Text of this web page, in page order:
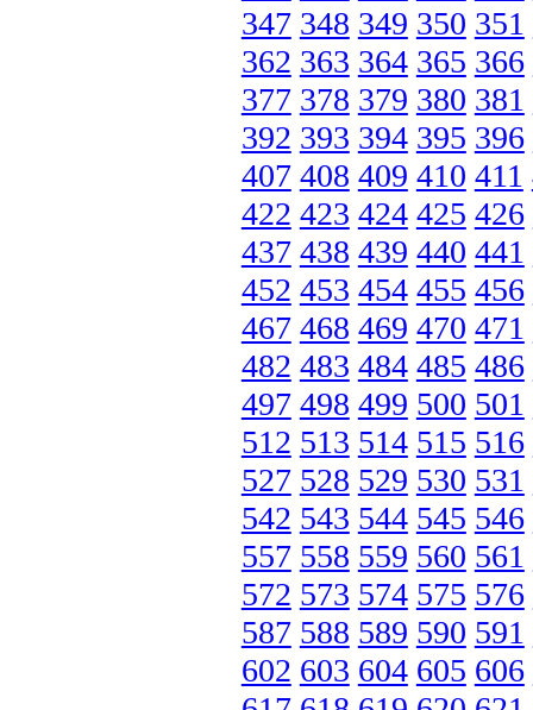
347 348 349 350 351
362 363 364 365 366
377 378 379 380 381
392 393 394 395 396
407 408 409 410 411
422 423 424 425 426
437 438 439 440 441
452 453 454 455 456
467 468 469 470 471
482 483 484 485 486
497 498 499 500 501
512 513 514 515 516
527 528 529 530 531
542 543 544 545 546
557 558 559 560 561
572 573 574 575 576
587 588 589 590 591
602 603 604 605 606